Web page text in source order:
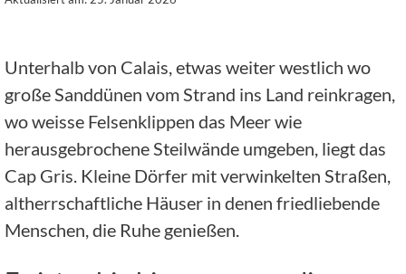
Unterhalb von Calais, etwas weiter westlich wo
große Sanddünen vom Strand ins Land reinkragen,
wo weisse Felsenklippen das Meer wie
herausgebrochene Steilwände umgeben, liegt das
Cap Gris. Kleine Dörfer mit verwinkelten Straßen,
altherrschaftliche Häuser in denen friedliebende
Menschen, die Ruhe genießen.